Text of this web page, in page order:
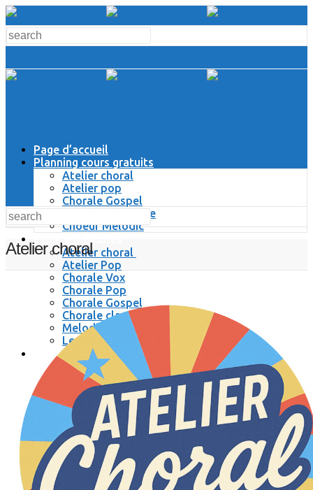
Page d’accueil
Planning cours gratuits
Atelier choral
Atelier pop
Chorale Gospel
Chorale Classique
Choeur Melodic
Atelier choral
Atelier Pop
Chorale Vox
Chorale Pop
Chorale Gospel
Chorale classique
Melodic
Les Muses
Se connecter / se déconnecter
Atelier choral